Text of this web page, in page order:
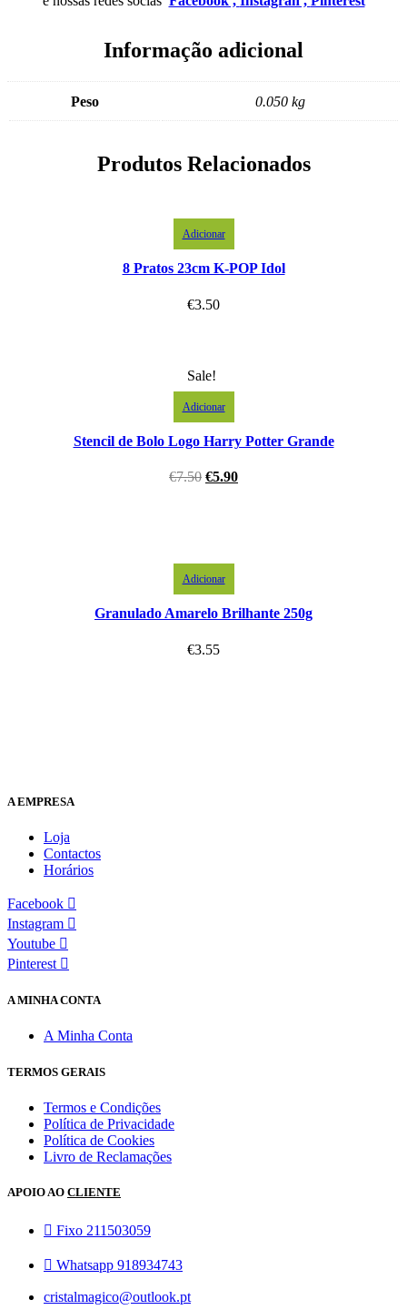
Informação adicional
Peso 0.050 kg
Produtos Relacionados
Adicionar
8 Pratos 23cm K-POP Idol
€3.50
Sale!
Adicionar
Stencil de Bolo Logo Harry Potter Grande
€7.50 €5.90
Adicionar
Granulado Amarelo Brilhante 250g
€3.55
A EMPRESA
Loja
Contactos
Horários
Facebook
Instagram
Youtube
Pinterest
A MINHA CONTA
A Minha Conta
TERMOS GERAIS
Termos e Condições
Política de Privacidade
Política de Cookies
Livro de Reclamações
APOIO AO CLIENTE
Fixo 211503059
Whatsapp 918934743
cristalmagico@outlook.pt